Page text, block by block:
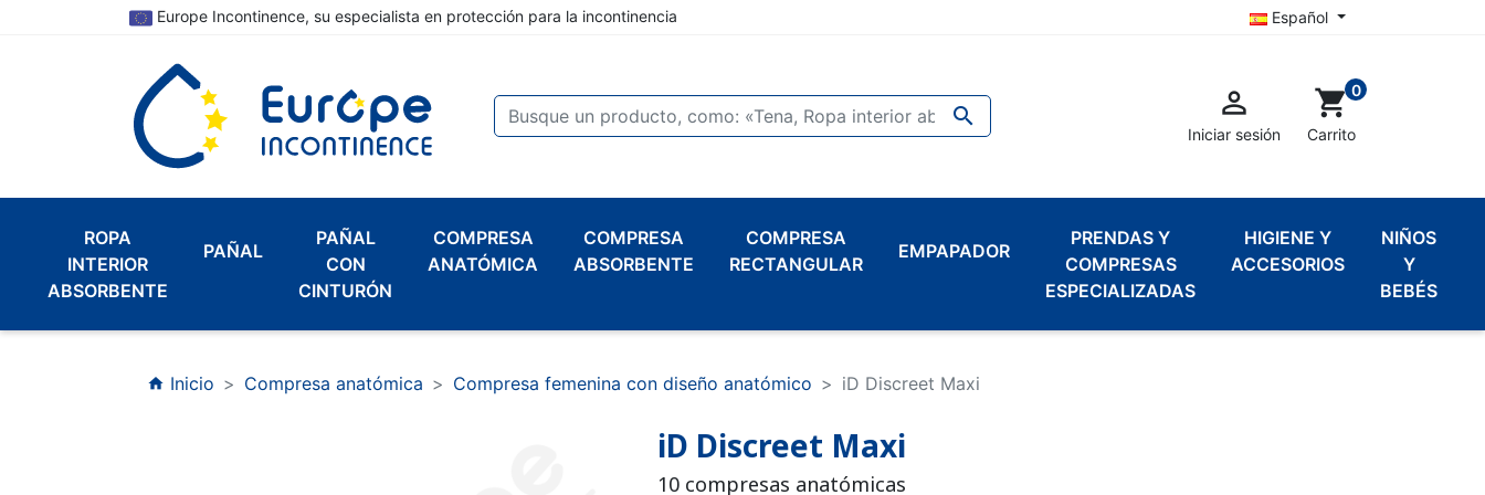
Europe Incontinence, su especialista en protección para la incontinencia Español
 
Iniciar sesión
shopping_cart0
Carrito
ROPA
INTERIOR
ABSORBENTE
PAÑAL
PAÑAL
CON
CINTURÓN
COMPRESA
ANATÓMICA
COMPRESA
ABSORBENTE
COMPRESA
RECTANGULAR
EMPAPADOR
PRENDAS Y
COMPRESAS
ESPECIALIZADAS
HIGIENE Y
ACCESORIOS
NIÑOS
Y
BEBÉS
home Inicio Compresa anatómica Compresa femenina con diseño anatómico iD Discreet Maxi
iD Discreet Maxi
10 compresas anatómicas